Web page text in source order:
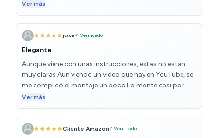
detrás de una puerta de entrada. Queda realmente bien.
Ver más
jose✓ Verificado
Elegante
Aunque viene con unas instrucciones, estas no estan
muy claras Aun viendo un video que hay en YouTube, se
me complicó el montaje un poco Lo monte casi por
intuicion y eso que ya e montado unos cuantos
muebles de ikea y eso ya es una experiencia Por lo
demas,queda muy bien detras de la puerta y como digo
en el titulo,es elegante (lo compre en blanco)
Ver más
Cliente Amazon✓ Verificado